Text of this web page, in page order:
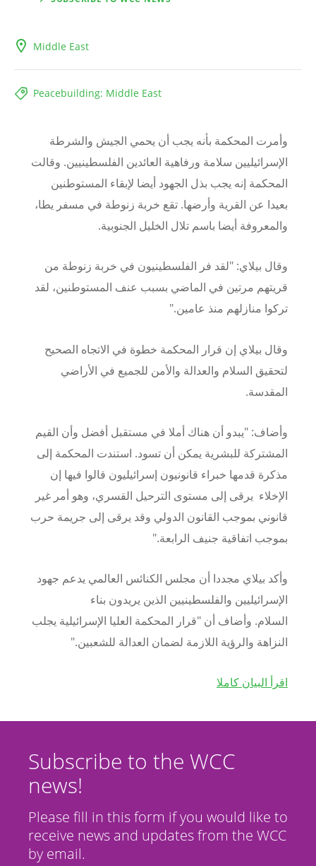
Middle East
Peacebuilding: Middle East
وأمرت المحكمة بأنه يجب أن يحمي الجيش والشرطة
الإسرائيليين سلامة ورفاهية العائدين الفلسطينيين. وقالت
المحكمة إنه يجب بذل الجهود أيضا لإبقاء المستوطنين
بعيدا عن القرية وأرضها. تقع خربة زنوطة في مسفر يطا،
والمعروفة أيضا باسم تلال الخليل الجنوبية.
وقال بيلاي: "لقد فر الفلسطينيون في خربة زنوطة من
قريتهم مرتين في الماضي بسبب عنف المستوطنين، لقد
تركوا منازلهم منذ عامين."
وقال بيلاي إن قرار المحكمة خطوة في الاتجاه الصحيح
لتحقيق السلام والعدالة والأمن للجميع في الأراضي
المقدسة.
وأضاف: "يبدو أن هناك أملا في مستقبل أفضل وأن القيم
المشتركة للبشرية يمكن أن تسود. استندت المحكمة إلى
مذكرة قدمها خبراء قانونيون إسرائيليون قالوا فيها إن
الإخلاء يرقى إلى مستوى الترحيل القسري، وهو أمر غير
قانوني بموجب القانون الدولي وقد يرقى إلى جريمة حرب
بموجب اتفاقية جنيف الرابعة."
وأكد بيلاي مجددا أن مجلس الكنائس العالمي يدعم جهود
الإسرائيليين والفلسطينيين الذين يريدون بناء
السلام. وأضاف أن "قرار المحكمة العليا الإسرائيلية يجلب
النزاهة والرؤية اللازمة لضمان العدالة للشعبين."
اقرأ البيان كاملا
Subscribe to the WCC
news!
Please fill in this form if you would like to
receive news and updates from the WCC
by email.